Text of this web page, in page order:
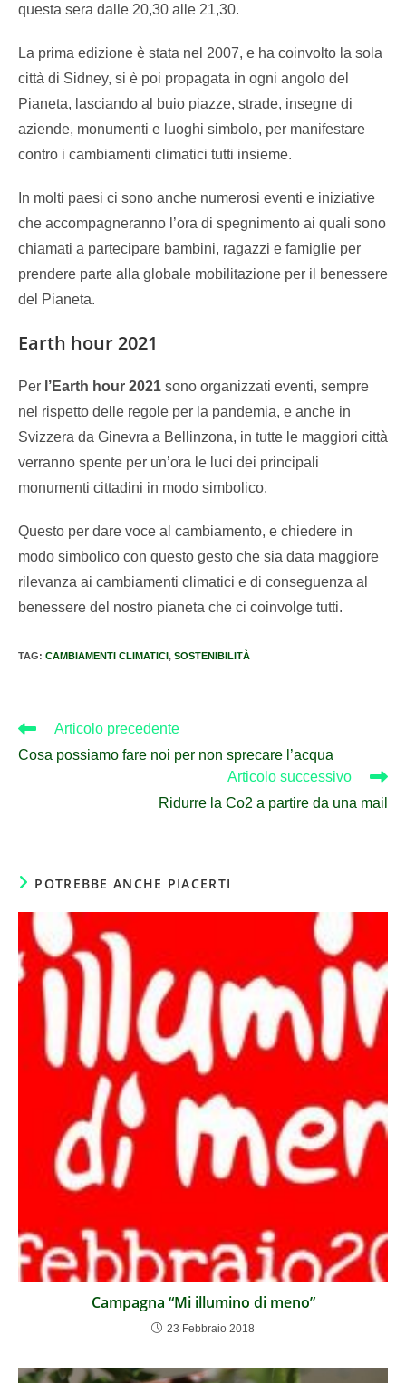
questa sera dalle 20,30 alle 21,30.
La prima edizione è stata nel 2007, e ha coinvolto la sola
città di Sidney, si è poi propagata in ogni angolo del
Pianeta, lasciando al buio piazze, strade, insegne di
aziende, monumenti e luoghi simbolo, per manifestare
contro i cambiamenti climatici tutti insieme.
In molti paesi ci sono anche numerosi eventi e iniziative
che accompagneranno l’ora di spegnimento ai quali sono
chiamati a partecipare bambini, ragazzi e famiglie per
prendere parte alla globale mobilitazione per il benessere
del Pianeta.
Earth hour 2021
Per l’Earth hour 2021 sono organizzati eventi, sempre
nel rispetto delle regole per la pandemia, e anche in
Svizzera da Ginevra a Bellinzona, in tutte le maggiori città
verranno spente per un’ora le luci dei principali
monumenti cittadini in modo simbolico.
Questo per dare voce al cambiamento, e chiedere in
modo simbolico con questo gesto che sia data maggiore
rilevanza ai cambiamenti climatici e di conseguenza al
benessere del nostro pianeta che ci coinvolge tutti.
TAG: CAMBIAMENTI CLIMATICI, SOSTENIBILITÀ
Articolo precedente
Cosa possiamo fare noi per non sprecare l’acqua
Articolo successivo
Ridurre la Co2 a partire da una mail
POTREBBE ANCHE PIACERTI
Campagna “Mi illumino di meno”
23 Febbraio 2018